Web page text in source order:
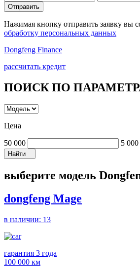
Отправить
Нажимая кнопку отправить заявку вы
обработку персональных данных
Dongfeng Finance
рассчитать кредит
ПОИСК ПО
Цена
50 000 5
Найти
выберите модель
dongfeng Mage
в наличии: 13
гарантия 3 года
100 000 км